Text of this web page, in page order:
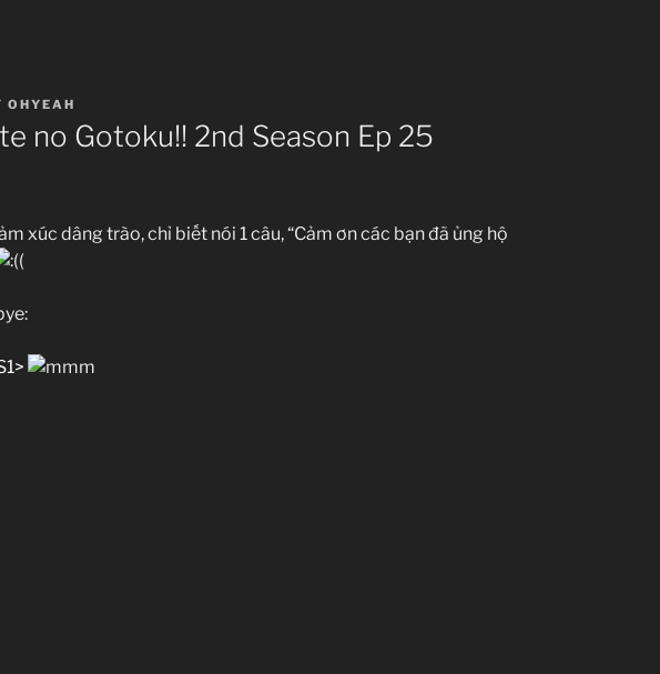
OHYEAH
no Gotoku!! 2nd Season Ep 25
xúc dâng trào, chỉ biết nói 1 câu, “Cảm ơn các bạn đã ủng hộ